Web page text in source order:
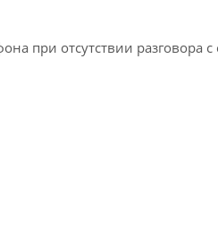
при отсутствии разговора с